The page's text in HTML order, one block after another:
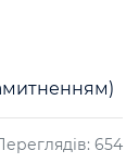
654